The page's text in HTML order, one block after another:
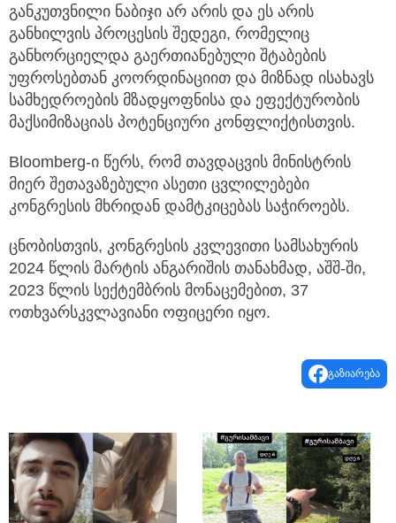
განკუთვნილი ნაბიჯი არ არის და ეს არის
განხილვის პროცესის შედეგი, რომელიც
განხორციელდა გაერთიანებული შტაბების
უფროსებთან კოორდინაციით და მიზნად ისახავს
სამხედროების მზადყოფნისა და ეფექტურობის
მაქსიმიზაციას პოტენციური კონფლიქტისთვის.
Bloomberg-ი წერს, რომ თავდაცვის მინისტრის
მიერ შეთავაზებული ასეთი ცვლილებები
კონგრესის მხრიდან დამტკიცებას საჭიროებს.
ცნობისთვის, კონგრესის კვლევითი სამსახურის
2024 წლის მარტის ანგარიშის თანახმად, აშშ-ში,
2023 წლის სექტემბრის მონაცემებით, 37
ოთხვარსკვლავიანი ოფიცერი იყო.
გაზიარება